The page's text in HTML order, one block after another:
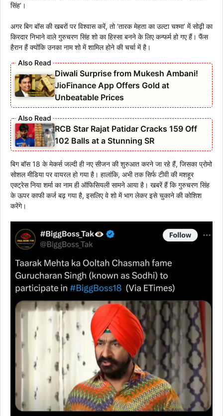
सिंह’।
अगर बिग बॉस की खबरों पर विश्वास करें, तो ‘तारक मेहता का उल्टा चश्मा’ में सोढ़ी का
किरदार निभाने वाले गुरुचरण सिंह शो का हिस्सा बनने के लिए कन्फर्म हो गए हैं। फैंस
हैरान हैं क्योंकि उनका नाम शो में शामिल होने की चर्चा में है।
Diwali Surprise from Mukesh Ambani!
JioFinance App Offers Gold at
Unbeatable Prices
RCB Star Rajat Patidar Cracks 159 Off
102 Balls at a Stunning SR
बिग बॉस 18 के मेकर्स जल्दी ही नए सीजन की शुरुआत करने जा रहे हैं, जिसका प्रोमो
सोशल मीडिया पर वायरल हो गया है। हालांकि, अभी तक सिर्फ टीवी की मशहूर
एक्ट्रेस निया शर्मा का नाम ही ऑफिसियली सामने आया है। खबरें हैं कि गुरुचरण सिंह
के ऊपर काफी कर्ज बढ़ गया है, इसलिए वे शो में भाग लेकर इसे चुकाने की कोशिश
करेंगे।